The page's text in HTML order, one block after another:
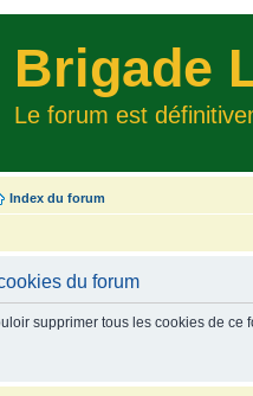
Brigade
Le forum est
Index du forum
du forum
supprimer tous les cookies de ce